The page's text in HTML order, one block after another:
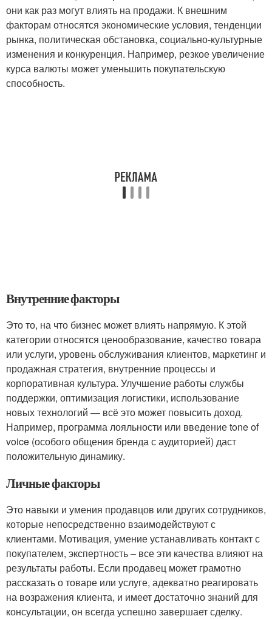
они как раз могут влиять на продажи. К внешним
факторам относятся экономические условия, тенденции
рынка, политическая обстановка, социально-культурные
изменения и конкуренция. Например, резкое увеличение
курса валюты может уменьшить покупательскую
способность.
Внутренние факторы
Это то, на что бизнес может влиять напрямую. К этой
категории относятся ценообразование, качество товара
или услуги, уровень обслуживания клиентов, маркетинг и
продажная стратегия, внутренние процессы и
корпоративная культура. Улучшение работы службы
поддержки, оптимизация логистики, использование
новых технологий — всё это может повысить доход.
Например, программа лояльности или введение tone of
voice (особого общения бренда с аудиторией) даст
положительную динамику.
Личные факторы
Это навыки и умения продавцов или других сотрудников,
которые непосредственно взаимодействуют с
клиентами. Мотивация, умение устанавливать контакт с
покупателем, экспертность – все эти качества влияют на
результаты работы. Если продавец может грамотно
рассказать о товаре или услуге, адекватно реагировать
на возражения клиента, и имеет достаточно знаний для
консультации, он всегда успешно завершает сделку.